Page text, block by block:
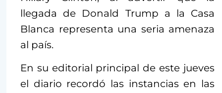
llegada de Donald Trump a la Casa
Blanca representa una seria amenaza
al país.
En su editorial principal de este jueves
el diario recordó las instancias en las